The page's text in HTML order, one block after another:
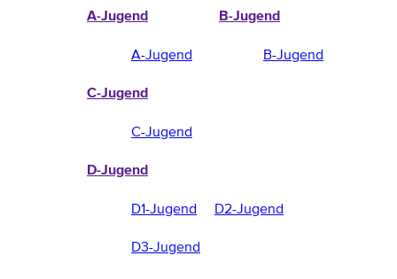
A-Jugend
A-Jugend
B-Jugend
B-Jugend
C-Jugend
C-Jugend
D-Jugend
D1-Jugend
D2-Jugend
D3-Jugend